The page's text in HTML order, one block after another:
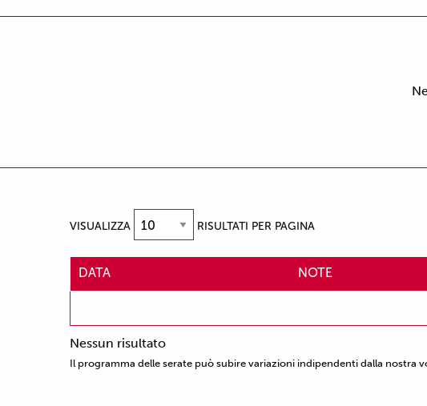
VISUALIZZA RISULTATI PER PAGINA
DATA NOTE
Nessun risultato
Il programma delle serate può subire variazioni indipendenti dalla nostra